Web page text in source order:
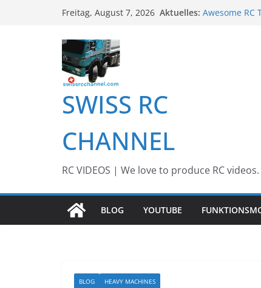
Freitag, August 7, 2026 Aktuelles: Awesome RC
SWISS RC
CHANNEL
RC VIDEOS | We love to produce RC videos.
BLOG YOUTUBE
BLOG HEAVY MACHINES